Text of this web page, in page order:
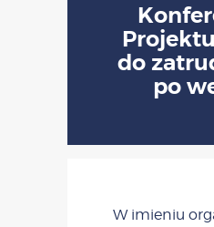
do
po
W imieniu